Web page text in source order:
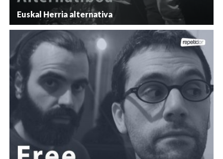
Euskal Herria alternativa